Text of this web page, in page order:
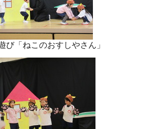
び「ねこのおすしやさん」